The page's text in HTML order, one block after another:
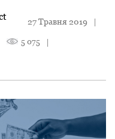
27 Травня 2019 |
5 075
|